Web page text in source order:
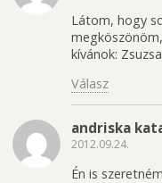
Látom, hogy
kívánok: Zsuzsa
Válasz
andriska
2012.09.24.
Én is